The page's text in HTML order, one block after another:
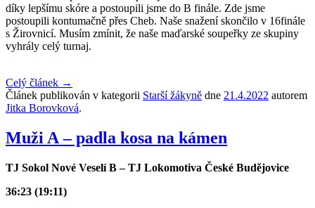
díky lepšímu skóre a postoupili jsme do B finále. Zde jsme
postoupili kontumačně přes Cheb. Naše snažení skončilo v 16finále
s Žirovnicí. Musím zmínit, že naše maďarské soupeřky ze skupiny
vyhrály celý turnaj.
Celý článek →
Článek publikován v kategorii Starší žákyně dne 21.4.2022 autorem
Jitka Borovková.
Muži A – padla kosa na kámen
TJ Sokol Nové Veselí B – TJ Lokomotiva České Budějovice
36:23 (19:11)